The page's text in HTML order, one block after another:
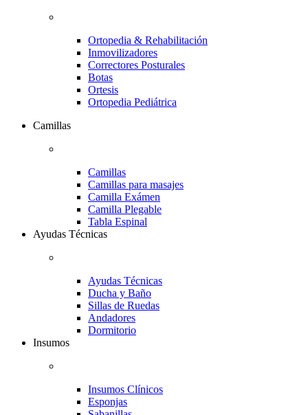
Ortopedia & Rehabilitación
Inmovilizadores
Correctores Posturales
Botas
Ortesis
Ortopedia Pediátrica
Camillas
Camillas
Camillas para masajes
Camilla Exámen
Camilla Plegable
Tabla Espinal
Ayudas Técnicas
Ayudas Técnicas
Ducha y Baño
Sillas de Ruedas
Andadores
Dormitorio
Insumos
Insumos Clínicos
Esponjas